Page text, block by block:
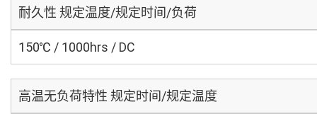
耐久性 规定温度/规定时间/负荷
150℃ / 1000hrs / DC
高温无负荷特性 规定时间/规定温度